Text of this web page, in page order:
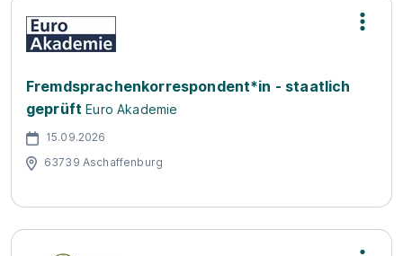
Fremdsprachenkorrespondent*in - staatlich
geprüft Euro Akademie
15.09.2026
63739 Aschaffenburg